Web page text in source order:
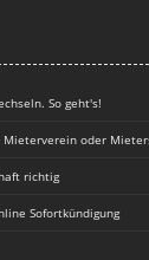
So geht's!
oder
richtig
Sofortkündigung